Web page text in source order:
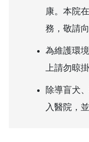
康。本院
務，敬請
為維護環
上請勿晾
除導盲犬
入醫院，